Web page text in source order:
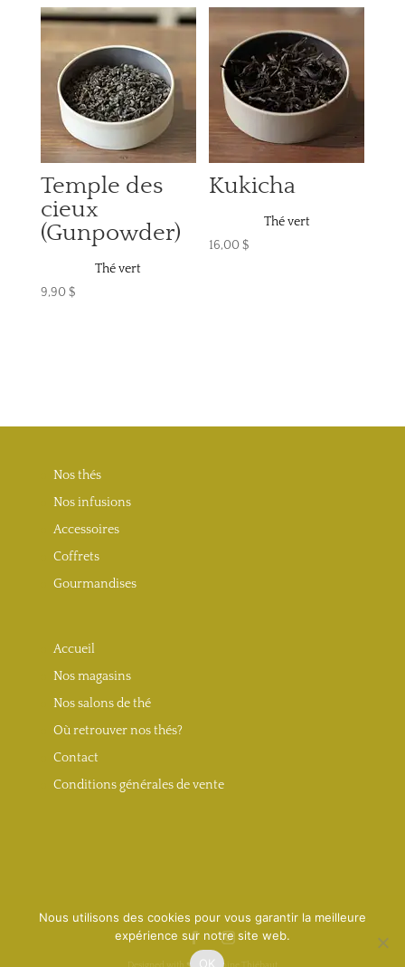
Temple des
cieux
(Gunpowder)
Thé vert
9,90$
Kukicha
Thé vert
16,00$
Nos thés
Nos infusions
Accessoires
Coffrets
Gourmandises
Accueil
Nos magasins
Nos salons de thé
Où retrouver nos thés?
Contact
Conditions générales de vente
Nous utilisons des cookies pour vous garantir la meilleure
expérience sur notre site web.
OK